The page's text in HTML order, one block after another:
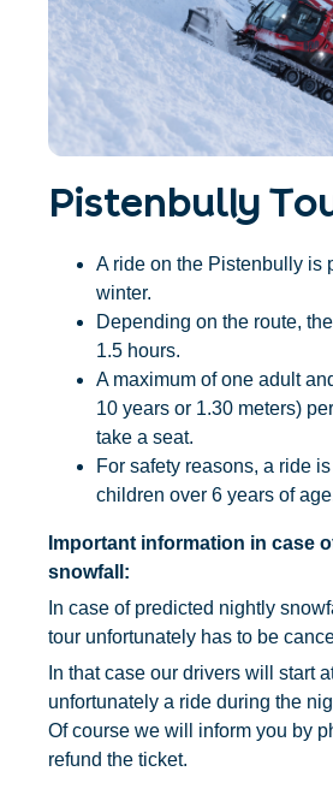
Accommodatie
vinden
+43/5476/6239
info@serfaus-fiss-ladis.at